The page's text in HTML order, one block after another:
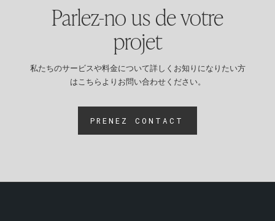
Parlez-no us de votre
projet
私たちのサービスや料金について詳しくお知りになりたい方
はこちらよりお問い合わせください。
PRENEZ CONTACT